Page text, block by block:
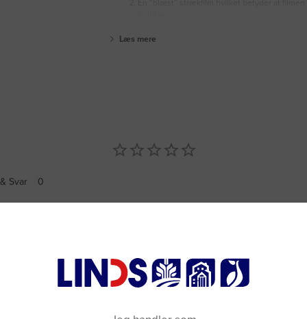
Læs mere
Svar